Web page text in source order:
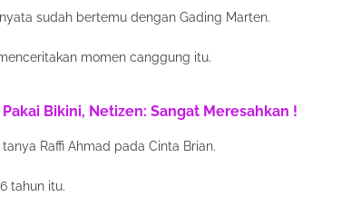
sudah bertemu dengan Gading Marten.
momen canggung itu.
Bikini, Netizen: Sangat Meresahkan !
Raffi Ahmad pada Cinta Brian.
tahun itu.